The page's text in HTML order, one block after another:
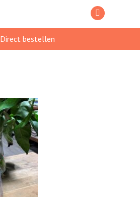
Direct bestellen